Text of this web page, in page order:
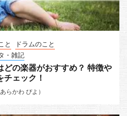
と
ドラムのこと
・雑記
どの楽器がおすすめ？ 特徴や
チェック！
らかわ ぴよ）